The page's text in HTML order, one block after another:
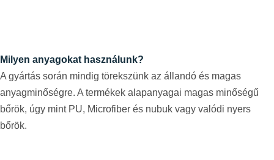
Milyen anyagokat használunk?
A gyártás során mindig törekszünk az állandó és magas
anyagminőségre. A termékek alapanyagai magas minőségű
bőrök, úgy mint PU, Microfiber és nubuk vagy valódi nyers
bőrök.